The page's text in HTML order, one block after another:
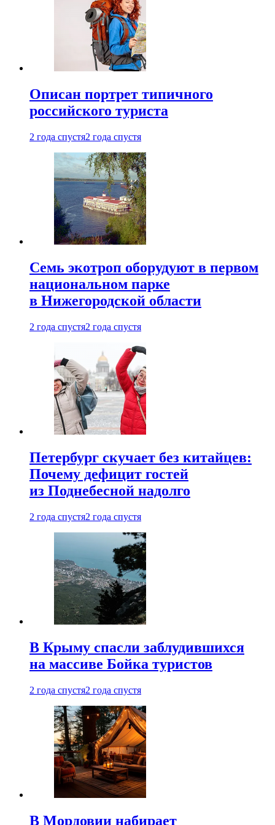
Описан портрет типичного
российского туриста
2 года спустя2 года спустя
Семь экотроп оборудуют в первом
национальном парке
в Нижегородской области
2 года спустя2 года спустя
Петербург скучает без китайцев:
Почему дефицит гостей
из Поднебесной надолго
2 года спустя2 года спустя
В Крыму спасли заблудившихся
на массиве Бойка туристов
2 года спустя2 года спустя
В Мордовии набирает